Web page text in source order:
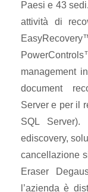
Paesi e 43
attività di
management
document
Server e per il
SQL Server).
ediscovery,
cancellazione
Eraser
l’azienda è